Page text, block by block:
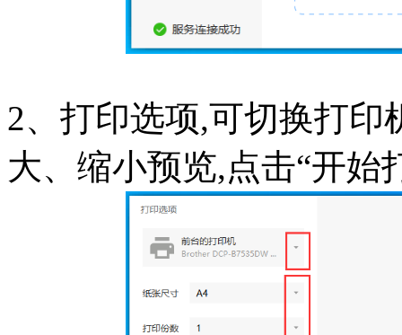
2、打印选项,可切换打印
大、缩小预览,点击“开始